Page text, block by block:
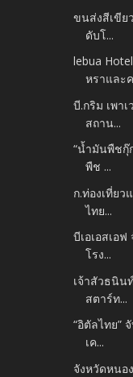
ขนส่งสีเขีย
ดับโ...
lebua
หราและ
บี.กริม เพา
สถาน...
“น้ำมันพืช
พืช ...
ก.ท่องเที่ยว
ไทย...
บีเอเอสเอ
โรง...
เจ้าสัวธนิน
สตาร์ท...
“อิตัลไทย”
เค...
จังหวัดหนอ